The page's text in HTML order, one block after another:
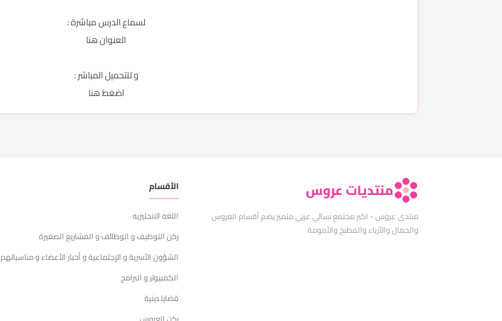
لسماع الدرس مباشرة :
العنوانهنا
و للتحميل المباشر :
اضغطهنا
منتديات عروس
منتدى عروس - اكبر مجتمع نسائي عربي متميز يضم أقسام العروس
والجمال والأزياء والمطبخ والأمومة
الأقسام
اللغه الانجليزيه
ركن التوظيف و الوظائف و المشاريع الصغيرة
الشؤون الأسرية و الإجتماعية و أخبار الأعضاء و مناسباتهم
الكمبيوتر و البرامج
قضايا دينية